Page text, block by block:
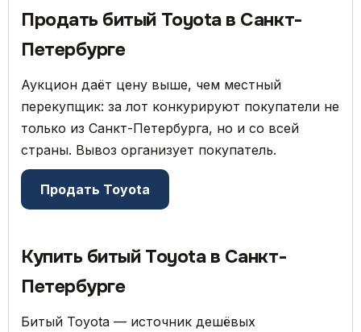
Продать битый Toyota в Санкт-
Петербурге
Аукцион даёт цену выше, чем местный
перекупщик: за лот конкурируют покупатели не
только из Санкт-Петербурга, но и со всей
страны. Вывоз организует покупатель.
Продать Toyota
Купить битый Toyota в Санкт-
Петербурге
Битый Toyota — источник дешёвых